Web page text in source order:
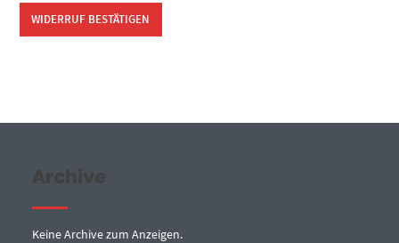
WIDERRUF BESTÄTIGEN
Archive
Keine Archive zum Anzeigen.